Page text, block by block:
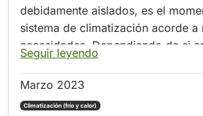
debidamente aislados, es el
sistema de climatización acorde a
necesidades. Dependiendo de si
industriales, comerciales o
Seguir leyendo
Marzo 2023
Climatización (frío y calor)